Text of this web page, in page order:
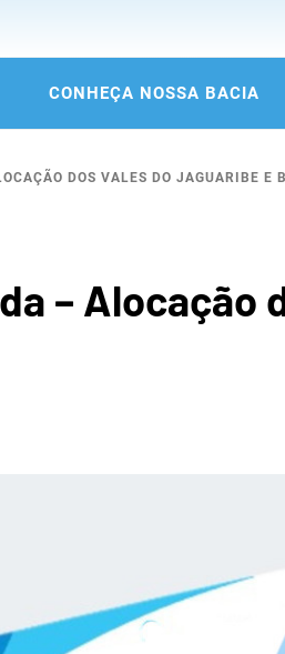
CONHEÇA NOSSA BACIA
DOS VALES DO JAGUARIBE E
– Alocação